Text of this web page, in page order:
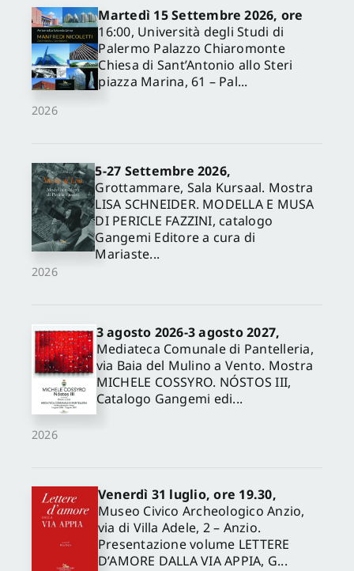
2026
Martedì 15 Settembre 2026, ore
16:00, Università degli Studi di
Palermo Palazzo Chiaromonte
Chiesa di Sant’Antonio allo Steri
piazza Marina, 61 – Pal...
2026
5-27 Settembre 2026,
Grottammare, Sala Kursaal. Mostra
LISA SCHNEIDER. MODELLA E MUSA
DI PERICLE FAZZINI, catalogo
Gangemi Editore a cura di
Mariaste...
2026
3 agosto 2026-3 agosto 2027,
Mediateca Comunale di Pantelleria,
via Baia del Mulino a Vento. Mostra
MICHELE COSSYRO. NÓSTOS III,
Catalogo Gangemi edi...
Venerdì 31 luglio, ore 19.30,
Museo Civico Archeologico Anzio,
via di Villa Adele, 2 – Anzio.
Presentazione volume LETTERE
D’AMORE DALLA VIA APPIA, G...